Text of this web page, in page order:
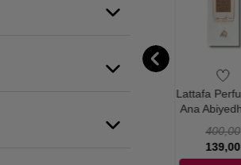
Deodorant Stick -
200,00
Lattafa
Ana
400,00
139,00